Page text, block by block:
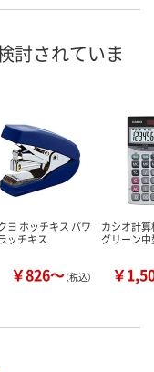
合により
です
カ
討されていま
ヨ ホッチキス パワ
ッチキス
￥826～（税込）
カシオ計
グリーン
￥